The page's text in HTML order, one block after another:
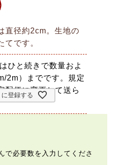
直径約2cm。生地の
てです。
ひと続きで数量およ
2m）までです。規定
配便に変更して送ら
登録する